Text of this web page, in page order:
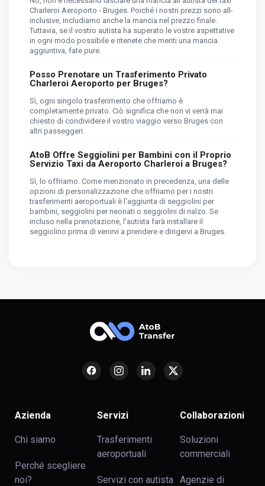
Charleroi Aeroporto - Bruges. Poiché i nostri prezzi sono all-
inclusive, includiamo anche la mancia nel prezzo finale.
Tuttavia, se il vostro autista ha superato le vostre aspettative
in ogni modo possibile e ritenete che meriti una mancia
aggiuntiva, fate pure.
Posso Prenotare un Trasferimento Privato
Charleroi Aeroporto per Bruges?
Sì, ogni singolo trasferimento che offriamo è
completamente privato. Ciò significa che non vi verrà mai
chiesto di condividere il vostro viaggio verso Bruges con
altri passeggeri.
AtoB Offre Seggiolini per Bambini con il Proprio
Servizio Taxi da Aeroporto Charleroi a Bruges?
Sì, lo offriamo. Come menzionato in precedenza, una delle
opzioni di personalizzazione che offriamo per i nostri
trasferimenti aeroportuali è l'aggiunta di seggiolini per
bambini, seggiolini per neonati o seggiolini di rialzo. Se
incluso nella prenotazione, l'autista farà installare il
seggiolino prima di venirvi a prendere e dirigervi a Bruges.
Azienda
Chi siamo
Perché scegliere
noi?
Servizi
Trasferimenti
aeroportuali
Servizi con autista
Collaborazioni
Soluzioni
commerciali
Agenzie di